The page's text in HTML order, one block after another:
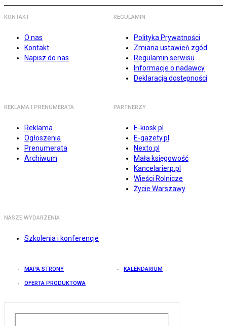
KONTAKT
O nas
Kontakt
Napisz do nas
REGULAMIN
Polityka Prywatności
Zmiana ustawień zgód
Regulamin serwisu
Informacje o nadawcy
Deklaracja dostępności
REKLAMA I PRENUMERATA
Reklama
Ogłoszenia
Prenumerata
Archiwum
PARTNERZY
E-kiosk.pl
E-gazety.pl
Nexto.pl
Mała księgowość
Kancelarierp.pl
Wieści Rolnicze
Życie Warszawy
NASZE WYDARZENIA
Szkolenia i konferencje
MAPA STRONY KALENDARIUM
OFERTA PRODUKTOWA